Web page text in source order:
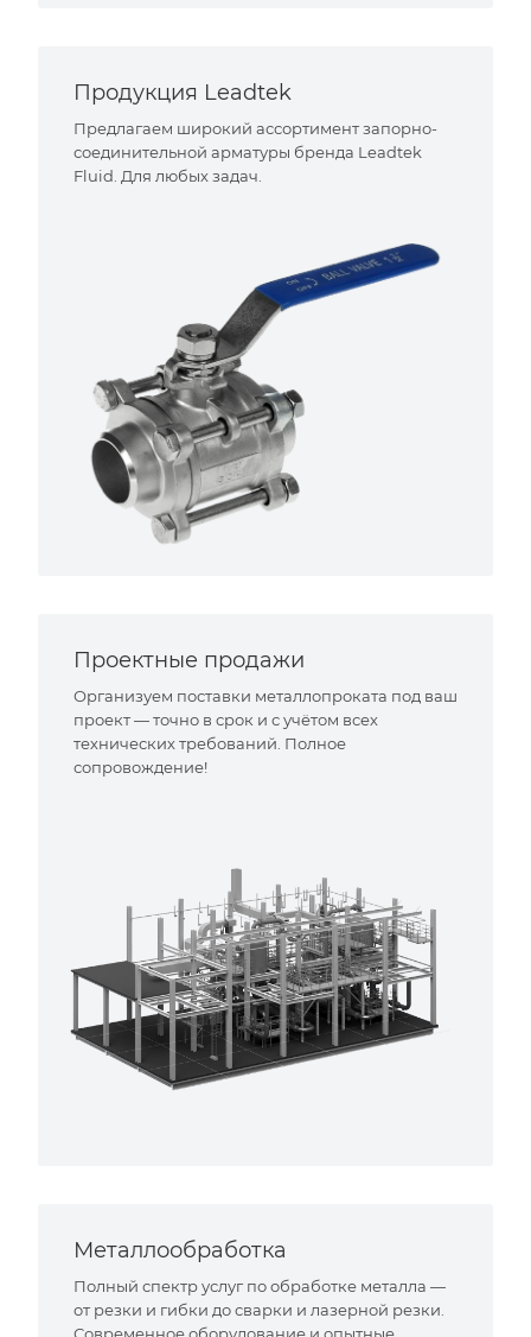
Продукция Leadtek
Предлагаем широкий ассортимент запорно-
соединительной арматуры бренда Leadtek
Fluid. Для любых задач.
Проектные продажи
Организуем поставки металлопроката под ваш
проект — точно в срок и с учётом всех
технических требований. Полное
сопровождение!
Металлообработка
Полный спектр услуг по обработке металла —
от резки и гибки до сварки и лазерной резки.